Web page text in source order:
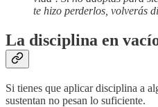
te hizo perderlos, volverás
La disciplina en
Si tienes que aplicar disciplina a
sustentan no pesan lo suficiente.